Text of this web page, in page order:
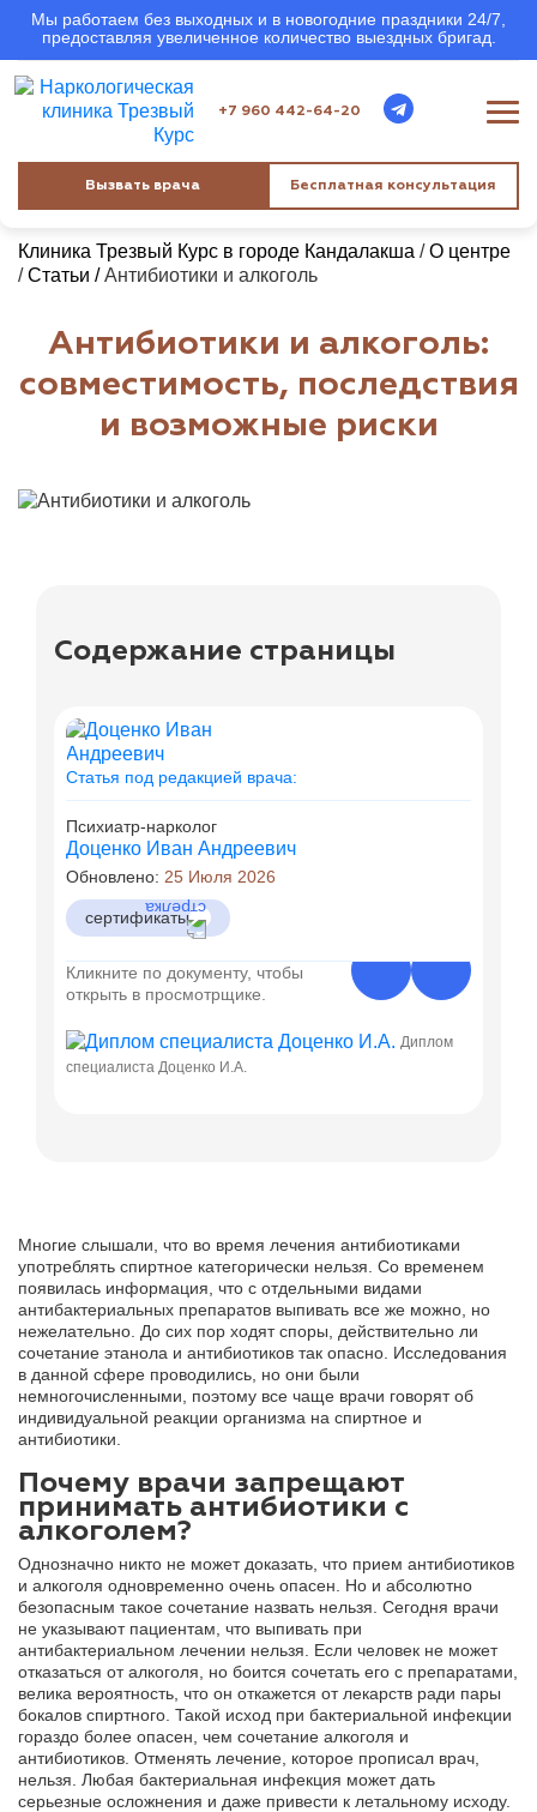
Мы работаем без выходных и в новогодние праздники 24/7,
предоставляя увеличенное количество выездных бригад.
+7 960 442-64-20
Вызвать врача Бесплатная консультация
Клиника Трезвый Курс в городе Кандалакша /О центре
/Статьи /Антибиотики и алкоголь
Антибиотики и алкоголь:
совместимость, последствия
и возможные риски
Содержание страницы
Статья под редакцией врача:
Психиатр-нарколог
Доценко Иван Андреевич
Обновлено: 25 Июля 2026
сертификаты
Кликните по документу, чтобы
открыть в просмотрщике.
Диплом
специалиста Доценко И.А.
Многие слышали, что во время лечения антибиотиками
употреблять спиртное категорически нельзя. Со временем
появилась информация, что с отдельными видами
антибактериальных препаратов выпивать все же можно, но
нежелательно. До сих пор ходят споры, действительно ли
сочетание этанола и антибиотиков так опасно. Исследования
в данной сфере проводились, но они были
немногочисленными, поэтому все чаще врачи говорят об
индивидуальной реакции организма на спиртное и
антибиотики.
Почему врачи запрещают
принимать антибиотики с
алкоголем?
Однозначно никто не может доказать, что прием антибиотиков
и алкоголя одновременно очень опасен. Но и абсолютно
безопасным такое сочетание назвать нельзя. Сегодня врачи
не указывают пациентам, что выпивать при
антибактериальном лечении нельзя. Если человек не может
отказаться от алкоголя, но боится сочетать его с препаратами,
велика вероятность, что он откажется от лекарств ради пары
бокалов спиртного. Такой исход при бактериальной инфекции
гораздо более опасен, чем сочетание алкоголя и
антибиотиков. Отменять лечение, которое прописал врач,
нельзя. Любая бактериальная инфекция может дать
серьезные осложнения и даже привести к летальному исходу.